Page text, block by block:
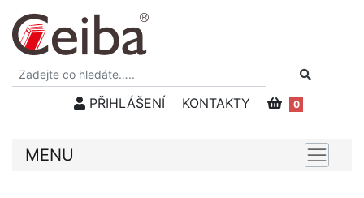
PŘIHLÁŠENÍ KONTAKTY 0
MENU